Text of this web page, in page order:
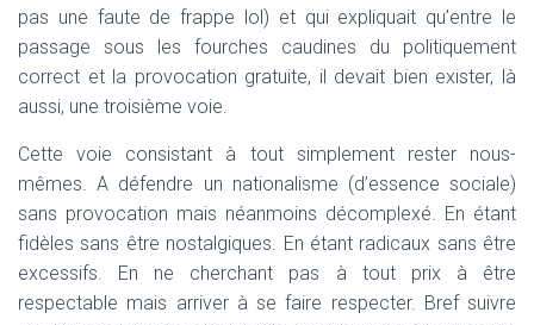
pas une faute de frappe lol) et qui expliquait qu’entre le
passage sous les fourches caudines du politiquement
correct et la provocation gratuite, il devait bien exister, là
aussi, une troisième voie.
Cette voie consistant à tout simplement rester nous-
mêmes. A défendre un nationalisme (d’essence sociale)
sans provocation mais néanmoins décomplexé. En étant
fidèles sans être nostalgiques. En étant radicaux sans être
excessifs. En ne cherchant pas à tout prix à être
respectable mais arriver à se faire respecter. Bref suivre